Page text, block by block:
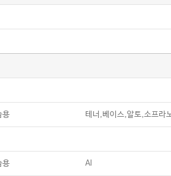
용 테너,베이스,알토,소프라
용 Al